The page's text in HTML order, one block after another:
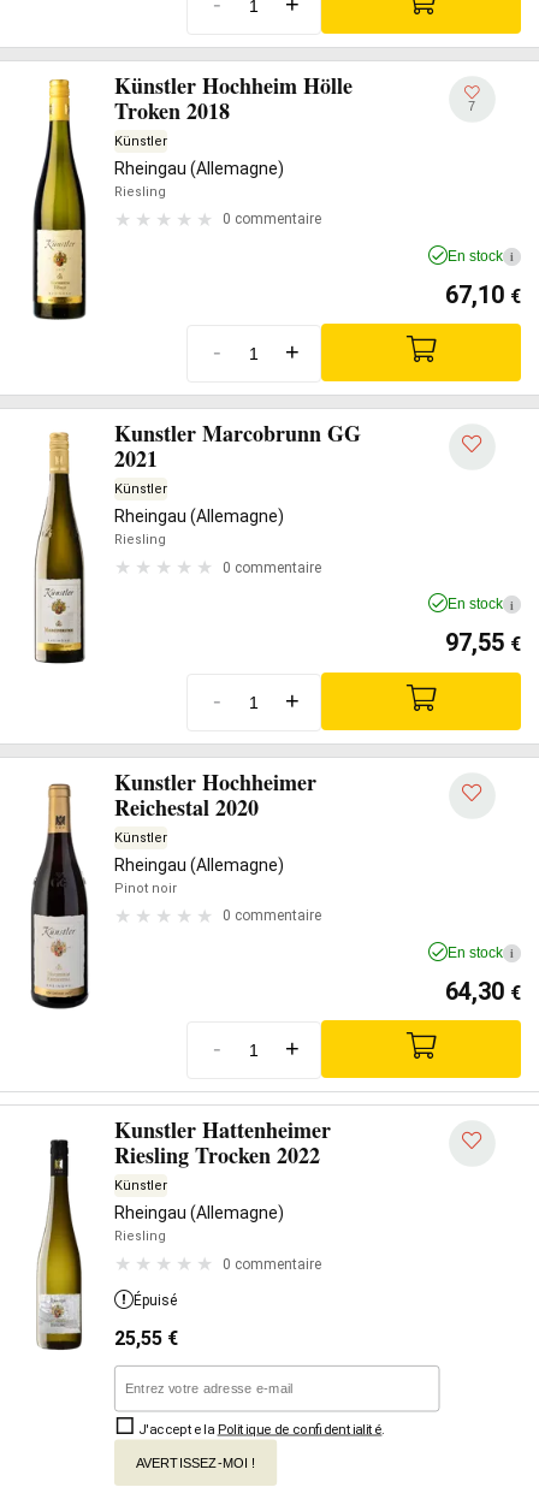
Künstler Hochheim Hölle
Troken 2018
Künstler
Rheingau (Allemagne)
Riesling
0 commentaire
7
En stock i
67,10 €
- +
Kunstler Marcobrunn GG
2021
Künstler
Rheingau (Allemagne)
Riesling
0 commentaire
En stock i
97,55 €
- +
Kunstler Hochheimer
Reichestal 2020
Künstler
Rheingau (Allemagne)
Pinot noir
0 commentaire
En stock i
64,30 €
- +
Kunstler Hattenheimer
Riesling Trocken 2022
Künstler
Rheingau (Allemagne)
Riesling
0 commentaire
Épuisé
25,55 €
J'accepte la Politique de confidentialité
AVERTISSEZ-MOI !